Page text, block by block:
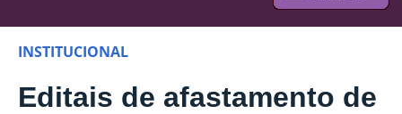
INSTITUCIONAL
Editais de afastamento de